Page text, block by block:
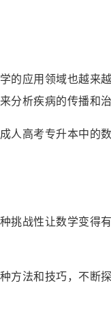
的应用领域也越来
析疾病的传播和治
人高考专升本中的
挑战性让数学变得
方法和技巧，不断